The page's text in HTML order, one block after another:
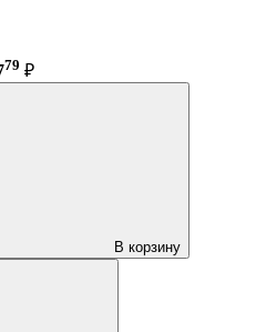
79 ₽
В корзину